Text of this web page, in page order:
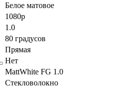
Белое матовое
1080p
1.0
80 градусов
Прямая
Нет
MattWhite FG 1.0
Стекловолокно